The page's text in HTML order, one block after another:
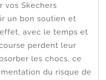
vos Skechers
un bon soutien et
avec le temps et
perdent leur
les chocs, ce
du risque de